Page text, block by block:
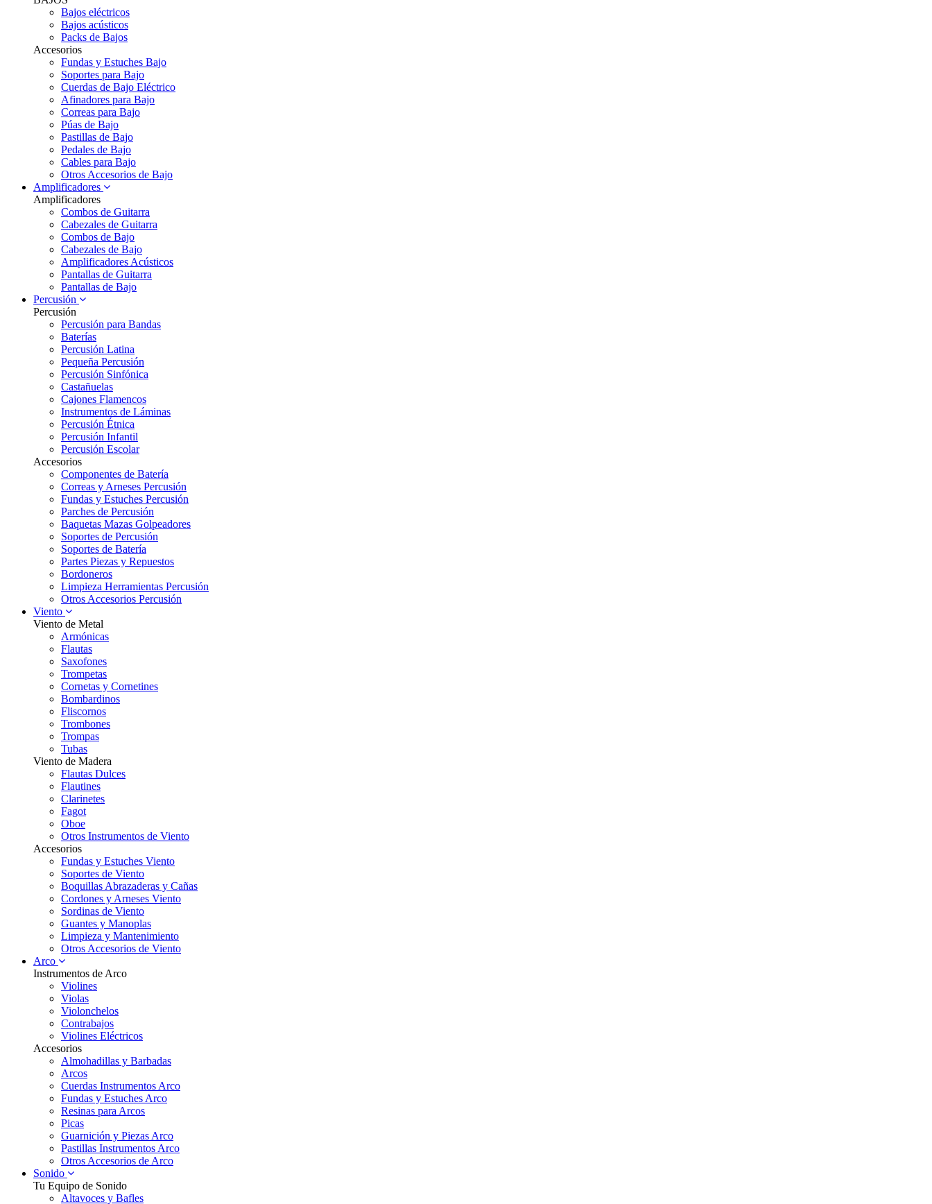
Bajos eléctricos
Bajos acústicos
Packs de Bajos
Accesorios
Fundas y Estuches Bajo
Soportes para Bajo
Cuerdas de Bajo Eléctrico
Afinadores para Bajo
Correas para Bajo
Púas de Bajo
Pastillas de Bajo
Pedales de Bajo
Cables para Bajo
Otros Accesorios de Bajo
Amplificadores
Amplificadores
Combos de Guitarra
Cabezales de Guitarra
Combos de Bajo
Cabezales de Bajo
Amplificadores Acústicos
Pantallas de Guitarra
Pantallas de Bajo
Percusión
Percusión
Percusión para Bandas
Baterías
Percusión Latina
Pequeña Percusión
Percusión Sinfónica
Castañuelas
Cajones Flamencos
Instrumentos de Láminas
Percusión Étnica
Percusión Infantil
Percusión Escolar
Accesorios
Componentes de Batería
Correas y Arneses Percusión
Fundas y Estuches Percusión
Parches de Percusión
Baquetas Mazas Golpeadores
Soportes de Percusión
Soportes de Batería
Partes Piezas y Repuestos
Bordoneros
Limpieza Herramientas Percusión
Otros Accesorios Percusión
Viento
Viento de Metal
Armónicas
Flautas
Saxofones
Trompetas
Cornetas y Cornetines
Bombardinos
Fliscornos
Trombones
Trompas
Tubas
Viento de Madera
Flautas Dulces
Flautines
Clarinetes
Fagot
Oboe
Otros Instrumentos de Viento
Accesorios
Fundas y Estuches Viento
Soportes de Viento
Boquillas Abrazaderas y Cañas
Cordones y Arneses Viento
Sordinas de Viento
Guantes y Manoplas
Limpieza y Mantenimiento
Otros Accesorios de Viento
Arco
Instrumentos de Arco
Violines
Violas
Violonchelos
Contrabajos
Violines Eléctricos
Accesorios
Almohadillas y Barbadas
Arcos
Cuerdas Instrumentos Arco
Fundas y Estuches Arco
Resinas para Arcos
Picas
Guarnición y Piezas Arco
Pastillas Instrumentos Arco
Otros Accesorios de Arco
Sonido
Tu Equipo de Sonido
Altavoces y Bafles